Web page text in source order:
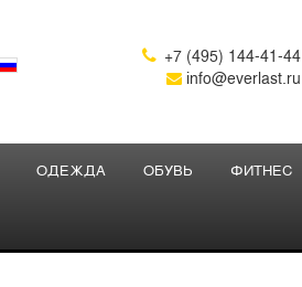
 +7 (495) 144-41-44
info@everlast.ru
ОДЕЖДА ОБУВЬ ФИТНЕС